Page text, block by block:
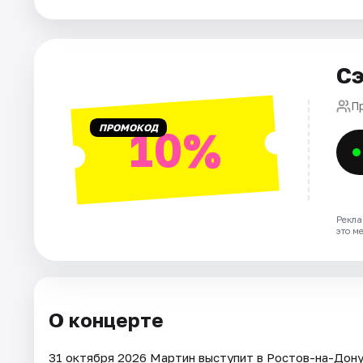
Артисты ПРОМОКОД10%
это
О концерте
31 октября 2026 Мартин выступит в Ростов-на-